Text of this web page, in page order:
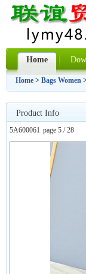
Home
Home > Bags Women
Product Info
5A600061 page 5 / 28